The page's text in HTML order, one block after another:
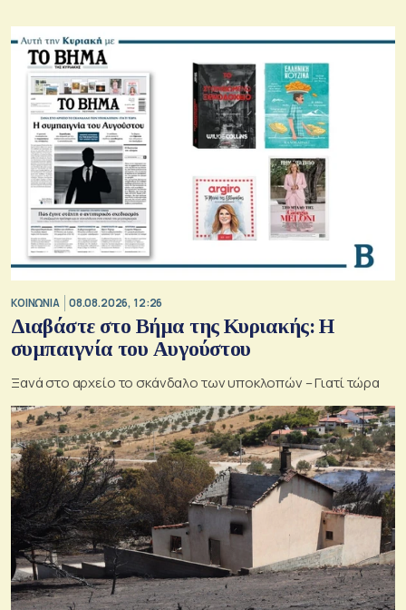
ΚΟΙΝΩΝΙΑ 08.08.2026, 12:26
Διαβάστε στο Βήμα της Κυριακής: Η
συμπαιγνία του Αυγούστου
Ξανά στο αρχείο το σκάνδαλο των υποκλοπών – Γιατί τώρα